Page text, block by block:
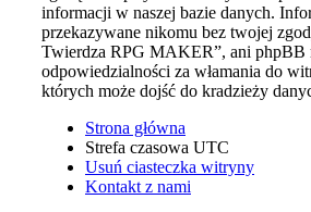
informacji w naszej bazie danych.
przekazywane nikomu bez twojej
Twierdza RPG MAKER”, ani phpBB
odpowiedzialności za włamania do
których może dojść do kradzieży
Strona główna
Strefa czasowa UTC
Usuń ciasteczka witryny
Kontakt z nami